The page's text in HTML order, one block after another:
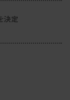
役割を果た
決定